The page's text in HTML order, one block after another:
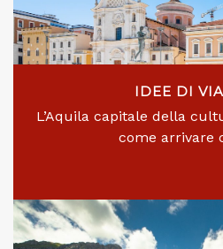
IDEE DI
L’Aquila capitale della
come arrivare